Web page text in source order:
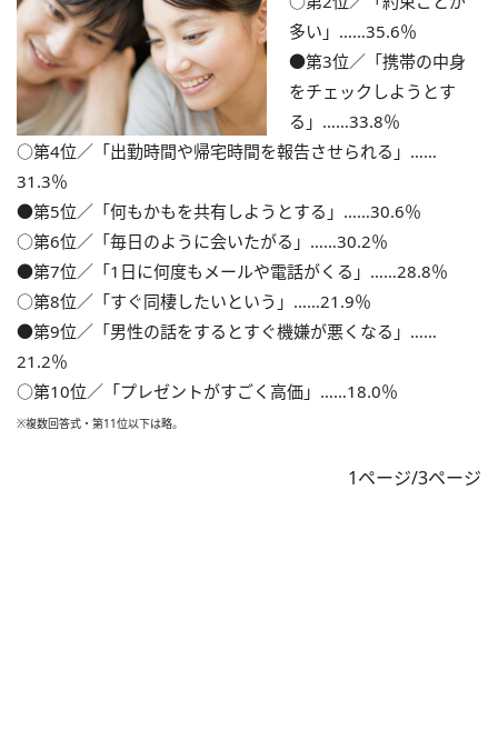
多い」……35.6％
●第3位／「携帯の中身
をチェックしようとす
る」……33.8％
○第4位／「出勤時間や帰宅時間を報告させられる」……
31.3％
●第5位／「何もかもを共有しようとする」……30.6％
○第6位／「毎日のように会いたがる」……30.2％
●第7位／「1日に何度もメールや電話がくる」……28.8％
○第8位／「すぐ同棲したいという」……21.9％
●第9位／「男性の話をするとすぐ機嫌が悪くなる」……
21.2％
○第10位／「プレゼントがすごく高価」……18.0％
※複数回答式・第11位以下は略。
1ページ/3ページ